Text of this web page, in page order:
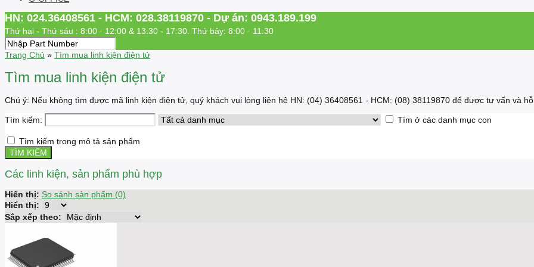
HN: 024.36408561 - HCM: 028.38119870 - Dự án: 0943.189.199
Thứ hai - Thứ sáu : 8:00 - 12:00 & 13:30 - 17:30. Thứ bảy: 8:00 - 11:30
Trang Chủ » Tìm mua linh kiện điện tử
Tìm mua linh kiện điện tử
Chú ý: Nếu không tìm được mã linh kiện điện tử, quý khách vui lòng liên hệ HN: (04) 36408561 - HCM: (08) 38119870 để được tư vấn và
Tìm kiếm: Tìm ở các danh mục con
Tìm kiếm trong mô tả sản phẩm
Các linh kiện, sản phẩm phù hợp
Hiển thị: So sánh sản phẩm (0)
Hiển thị:
Sắp xếp theo: